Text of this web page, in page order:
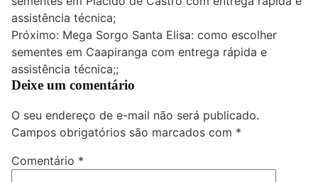
de
Post
assistência técnica;
Próximo: Mega Sorgo Santa Elisa: como escolher
sementes em Caapiranga com entrega rápida e
assistência técnica;;
Deixe um comentário
O seu endereço de e-mail não será publicado.
Campos obrigatórios são marcados com *
Comentário *